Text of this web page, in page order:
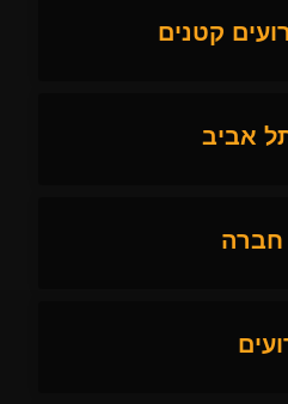
קטנים
אביב
חברה